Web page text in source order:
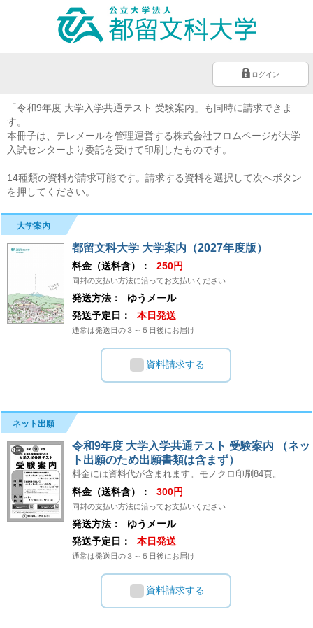
ログイン
「令和9年度 大学入学共通テスト 受験案内」も同時に請求できま
す。
本冊子は、テレメールを管理運営する株式会社フロムページが大学
入試センターより委託を受けて印刷したものです。
14種類の資料が請求可能です。請求する資料を選択して次へボタン
を押してください。
大学案内
都留文科大学 大学案内（2027年度版）
料金（送料含）： 250円
同封の支払い方法に沿ってお支払いください
発送方法：
ゆうメール
発送予定日：
本日発送
通常は発送日の３～５日後にお届け
資料請求する
ネット出願
令和9年度 大学入学共通テスト 受験案内 （ネッ
ト出願のため出願書類は含まず）
料金には資料代が含まれます。モノクロ印刷84頁。
料金（送料含）： 300円
同封の支払い方法に沿ってお支払いください
発送方法：
ゆうメール
発送予定日：
本日発送
通常は発送日の３～５日後にお届け
資料請求する